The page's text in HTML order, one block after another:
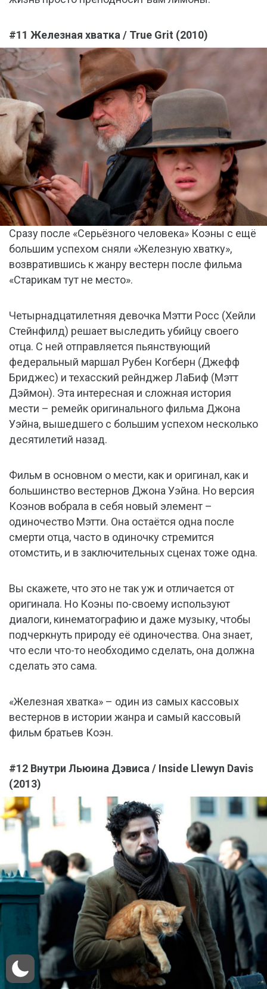
#11 Железная хватка / True Grit (2010)
Сразу после «Серьёзного человека» Коэны с ещё
большим успехом сняли «Железную хватку»,
возвратившись к жанру вестерн после фильма
«Старикам тут не место».
Четырнадцатилетняя девочка Мэтти Росс (Хейли
Стейнфилд) решает выследить убийцу своего
отца. С ней отправляется пьянствующий
федеральный маршал Рубен Когберн (Джефф
Бриджес) и техасский рейнджер ЛаБиф (Мэтт
Дэймон). Эта интересная и сложная история
мести – ремейк оригинального фильма Джона
Уэйна, вышедшего с большим успехом несколько
десятилетий назад.
Фильм в основном о мести, как и оригинал, как и
большинство вестернов Джона Уэйна. Но версия
Коэнов вобрала в себя новый элемент –
одиночество Мэтти. Она остаётся одна после
смерти отца, часто в одиночку стремится
отомстить, и в заключительных сценах тоже одна.
Вы скажете, что это не так уж и отличается от
оригинала. Но Коэны по-своему используют
диалоги, кинематографию и даже музыку, чтобы
подчеркнуть природу её одиночества. Она знает,
что если что-то необходимо сделать, она должна
сделать это сама.
«Железная хватка» – один из самых кассовых
вестернов в истории жанра и самый кассовый
фильм братьев Коэн.
#12 Внутри Льюина Дэвиса / Inside Llewyn Davis
(2013)